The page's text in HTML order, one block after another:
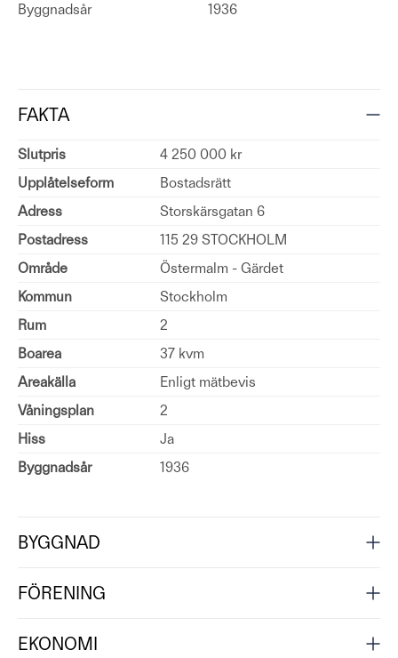
Byggnadsår
1936
FAKTA
Slutpris
4 250 000 kr
Upplåtelseform
Bostadsrätt
Adress
Storskärsgatan 6
Postadress
115 29 STOCKHOLM
Område
Östermalm - Gärdet
Kommun
Stockholm
Rum
2
Boarea
37 kvm
Areakälla
Enligt mätbevis
Våningsplan
2
Hiss
Ja
Byggnadsår
1936
BYGGNAD
FÖRENING
EKONOMI